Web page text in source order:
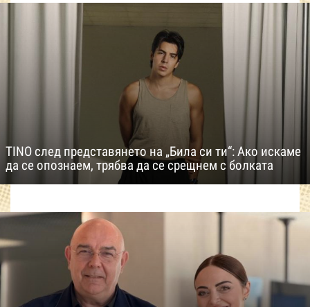
TINO след представянето на „Била си ти“: Ако искаме
да се опознаем, трябва да се срещнем с болката